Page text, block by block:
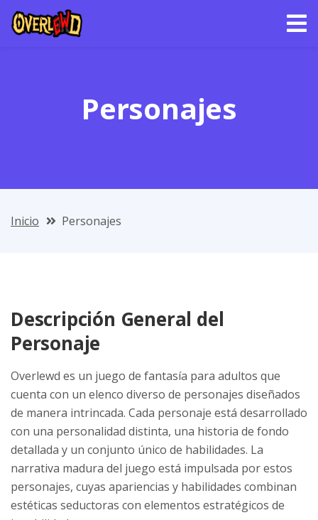
Personajes
Inicio Personajes
Descripción General del
Personaje
Overlewd es un juego de fantasía para adultos que
cuenta con un elenco diverso de personajes diseñados
de manera intrincada. Cada personaje está desarrollado
con una personalidad distinta, una historia de fondo
detallada y un conjunto único de habilidades. La
narrativa madura del juego está impulsada por estos
personajes, cuyas apariencias y habilidades combinan
estéticas seductoras con elementos estratégicos de